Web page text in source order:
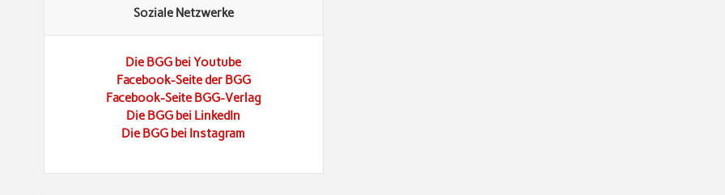
Soziale Netzwerke
Die BGG bei Youtube
Facebook-Seite der BGG
Facebook-Seite BGG-Verlag
Die BGG bei LinkedIn
Die BGG bei Instagram